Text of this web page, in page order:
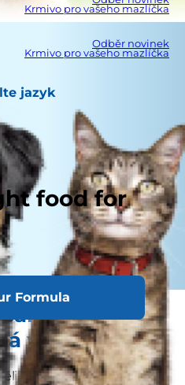
Krmivo pro vašeho mazlíčka
Odběr novinek
Krmivo pro vašeho mazlíčka
jazyk
food for
Formula
volba
nechávat samotné